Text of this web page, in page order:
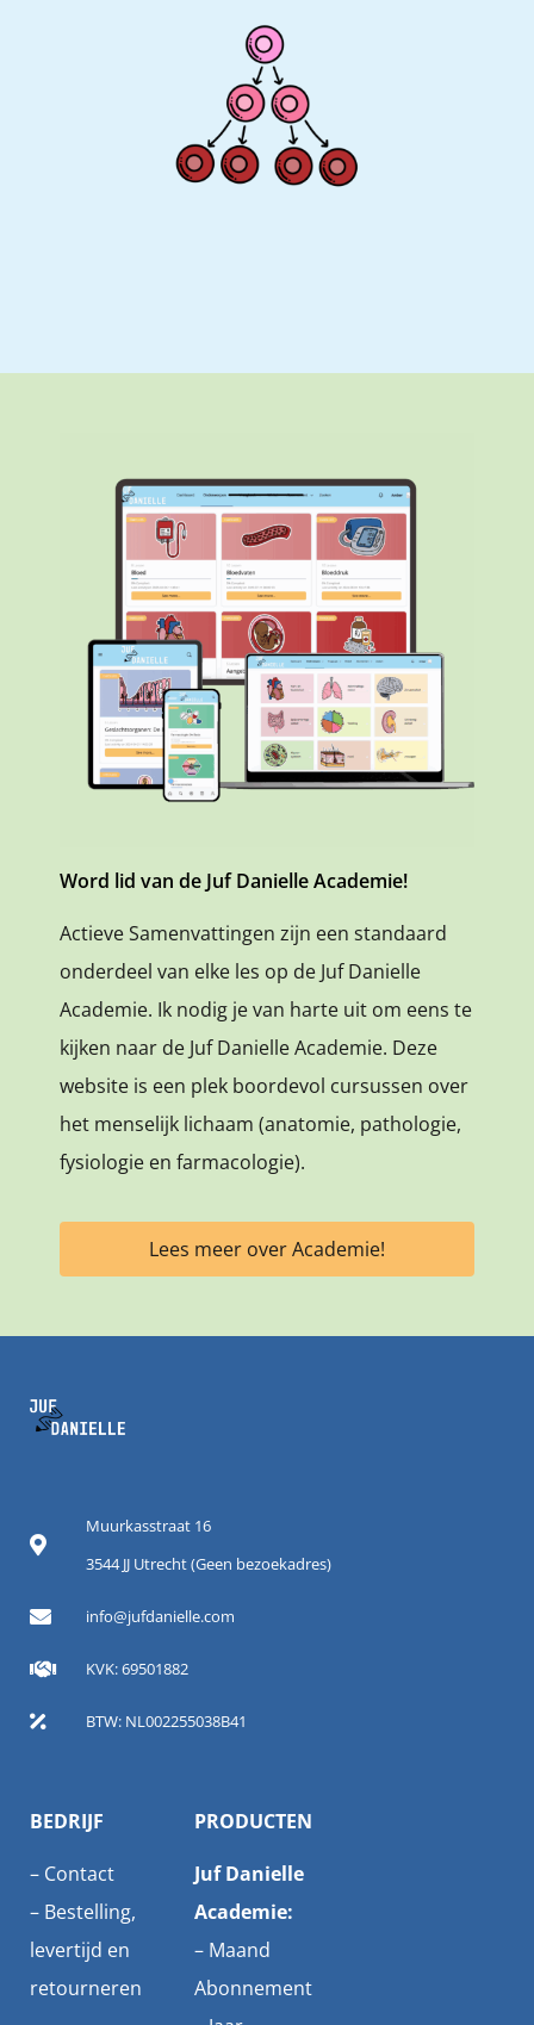
Word lid van de Juf Danielle Academie!
Actieve Samenvattingen zijn een standaard
onderdeel van elke les op de Juf Danielle
Academie. Ik nodig jevan harte uit om eens te
kijken naar de Juf Danielle Academie. Deze
website is een plek boordevol cursussen over
het menselijk lichaam (anatomie, pathologie,
fysiologie en farmacologie).
Lees meer over Academie!
Muurkasstraat 16
3544 JJ Utrecht (Geen bezoekadres)
info@jufdanielle.com
KVK: 69501882
BTW: NL002255038B41
BEDRIJF
– Contact
– Bestelling,
levertijd en
retourneren
PRODUCTEN
Juf Danielle
Academie:
– Maand
Abonnement